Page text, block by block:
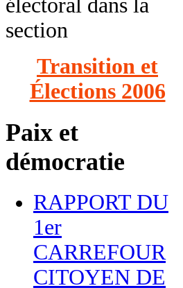
électoral dans la
section
Transition et
Élections 2006
Paix et
démocratie
RAPPORT DU
1er
CARREFOUR
CITOYEN DE